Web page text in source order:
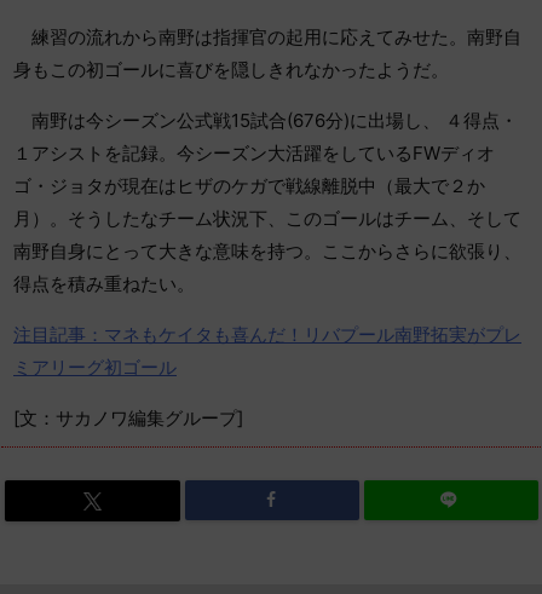
練習の流れから南野は指揮官の起用に応えてみせた。南野自
身もこの初ゴールに喜びを隠しきれなかったようだ。
南野は今シーズン公式戦15試合(676分)に出場し、 ４得点・
１アシストを記録。今シーズン大活躍をしているFWディオ
ゴ・ジョタが現在はヒザのケガで戦線離脱中（最大で２か
月）。そうしたなチーム状況下、このゴールはチーム、そして
南野自身にとって大きな意味を持つ。ここからさらに欲張り、
得点を積み重ねたい。
注目記事：マネもケイタも喜んだ！リバプール南野拓実がプレ
ミアリーグ初ゴール
[文：サカノワ編集グループ]